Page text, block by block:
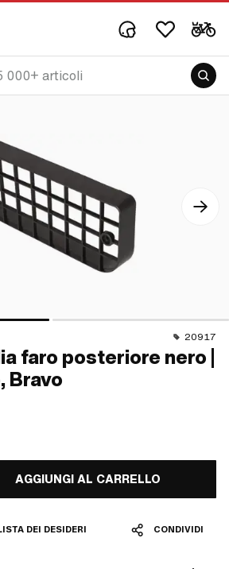
20917
faro posteriore nero |
Bravo
AGGIUNGI AL CARRELLO
DEI DESIDERI CONDIVIDI